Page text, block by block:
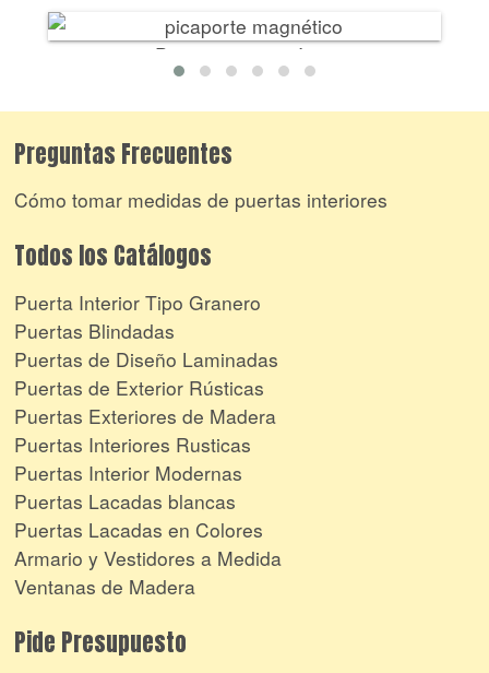
Picaporte magnético
Preguntas Frecuentes
Cómo tomar medidas de puertas interiores
Todos los Catálogos
Puerta Interior Tipo Granero
Puertas Blindadas
Puertas de Diseño Laminadas
Puertas de Exterior Rústicas
Puertas Exteriores de Madera
Puertas Interiores Rusticas
Puertas Interior Modernas
Puertas Lacadas blancas
Puertas Lacadas en Colores
Armario y Vestidores a Medida
Ventanas de Madera
Pide Presupuesto